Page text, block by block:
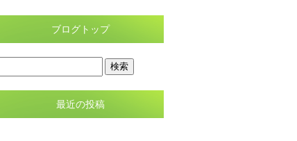
ブログトップ
最近の投稿